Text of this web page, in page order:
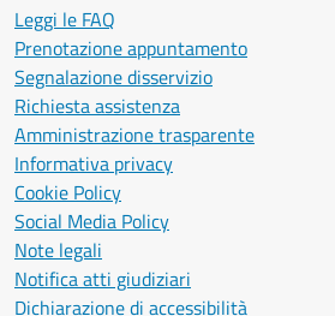
Leggi le FAQ
Prenotazione appuntamento
Segnalazione disservizio
Richiesta assistenza
Amministrazione trasparente
Informativa privacy
Cookie Policy
Social Media Policy
Note legali
Notifica atti giudiziari
Dichiarazione di accessibilità